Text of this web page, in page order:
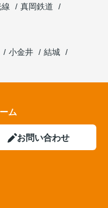
真岡鉄道
小金井
結城
ム
お問い合わせ